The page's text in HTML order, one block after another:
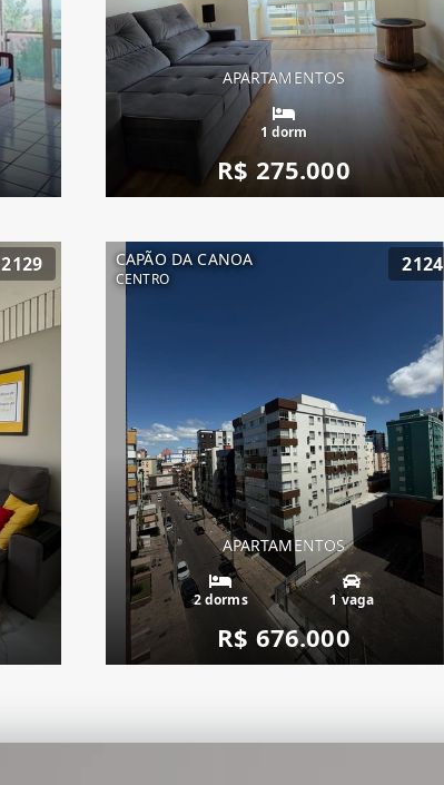
APARTAMENTOS
1 dorm
R$ 275.000
2129 CAPÃO DA CANOA
CENTRO
2124
APARTAMENTOS
2 dorms 1 vaga
R$ 676.000